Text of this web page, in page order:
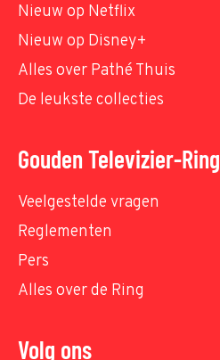
Nieuw op Netflix
Nieuw op Disney+
Alles over Pathé Thuis
De leukste collecties
Gouden Televizier-Ring
Veelgestelde vragen
Reglementen
Pers
Alles over de Ring
Volg ons